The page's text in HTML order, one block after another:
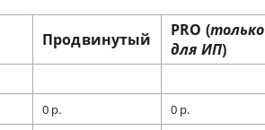
Продвинутый PRO (только
для ИП)
0 р. 0 р.